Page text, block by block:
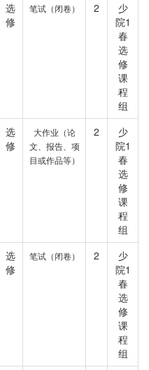
选
修
笔试（闭卷） 2
少
院1
春
选
修
课
程
组
选
修
大作业（论
文、报告、项
目或作品等）
2
少
院1
春
选
修
课
程
组
选
修
笔试（闭卷） 2
少
院1
春
选
修
课
程
组